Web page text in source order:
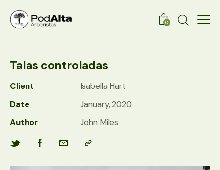
0
Talas controladas
Client
Isabella Hart
Date
January, 2020
Author
John Miles